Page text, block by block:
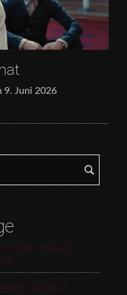
9. Juni 2026
DIE SINGLE
DEBUT-